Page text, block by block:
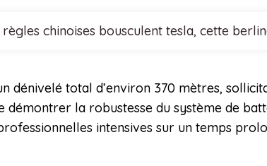
règles chinoises bousculent tesla, cette
dénivelé total d’environ 370 mètres,
la robustesse du système de
intensives sur un temps